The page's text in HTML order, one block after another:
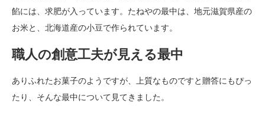
餡には、求肥が入っています。たねやの最中は、地元滋賀県産の
お米と、北海道産の小豆で作られています。
職人の創意工夫が見える最中
ありふれたお菓子のようですが、上質なものですと贈答にもぴっ
たり、そんな最中について見てきました。